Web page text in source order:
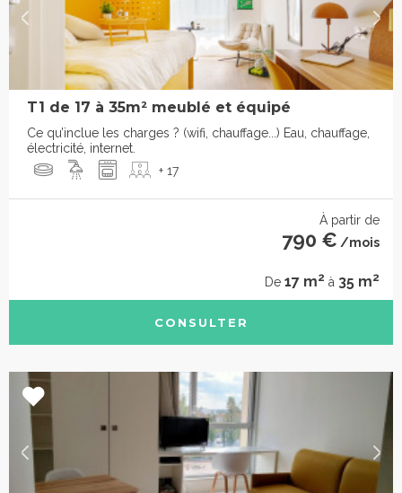
T1 de 17 à 35m² meublé et équipé
Ce qu’inclue les charges ? (wifi, chauffage...) Eau, chauffage,
électricité, internet.
+ 17
À partir de
790 € /mois
De 17 m2 à 35 m2
CONSULTER